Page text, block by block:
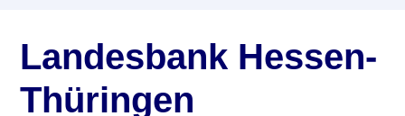
Landesbank Hessen-
Thüringen